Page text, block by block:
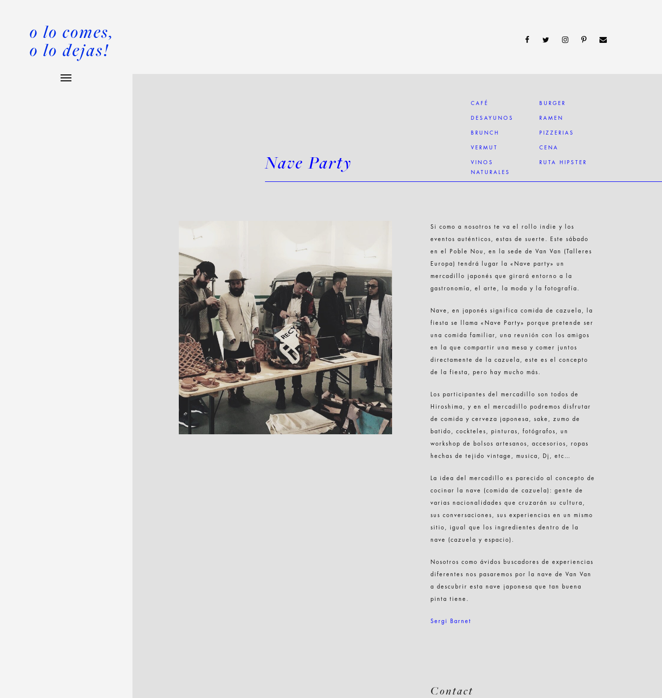
o lo comes,
o lo dejas!
Nave Party
CAFÉ
DESAYUNOS
BRUNCH
VERMUT
VINOS
NATURALES
BURGER
RAMEN
PIZZERIAS
CENA
RUTA HIPSTER
Si como a nosotros te va el rollo indie y los
eventos auténticos, estas de suerte. Este sábado
en el Poble Nou, en la sede de Van Van (Talleres
Europa) tendrá lugar la «Nave party» un
mercadillo japonés que girará entorno a la
gastronomía, el arte, la moda y la fotografía.
Nave, en japonés significa comida de cazuela, la
fiesta se llama «Nave Party» porque pretende ser
una comida familiar, una reunión con los amigos
en la que compartir una mesa y comer juntos
directamente de la cazuela, este es el concepto
de la fiesta, pero hay mucho más.
Los participantes del mercadillo son todos de
Hiroshima, y en el mercadillo podremos disfrutar
de comida y cerveza japonesa, sake, zumo de
batido, cockteles, pinturas, fotógrafos, un
workshop de bolsos artesanos, accesorios, ropas
hechas de tejido vintage, musica, Dj, etc…
La idea del mercadillo es parecido al concepto de
cocinar la nave (comida de cazuela): gente de
varias nacionalidades que cruzarán su cultura,
sus conversaciones, sus experiencias en un mismo
sitio, igual que los ingredientes dentro de la
nave (cazuela y espacio).
Nosotros como ávidos buscadores de experiencias
diferentes nos pasaremos por la nave de Van Van
a descubrir esta nave japonesa que tan buena
pinta tiene.
Sergi Barnet
Contact